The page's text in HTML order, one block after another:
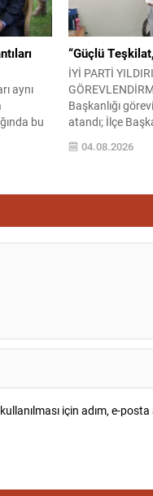
aynı
bu
ilk
Parti
“Güçlü
İYİ PARTİ
Başkanlığı
atandı; İlçe
“Güçlü Teşkilat,
BURSA /
04.08.2026
için adım, e-